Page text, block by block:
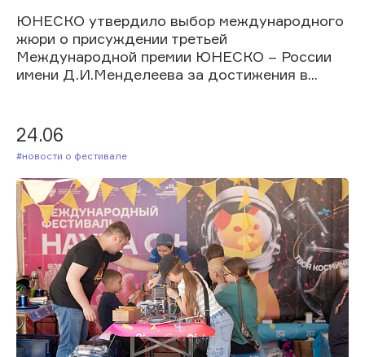
ЮНЕСКО утвердило выбор международного
жюри о присуждении третьей
Международной премии ЮНЕСКО – России
имени Д.И.Менделеева за достижения в...
24.06
#Новости о фестивале